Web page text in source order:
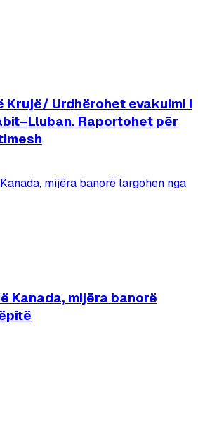
Krujë/ Urdhërohet evakuimi i
Raportohet për
Kanada, mijëra banorë